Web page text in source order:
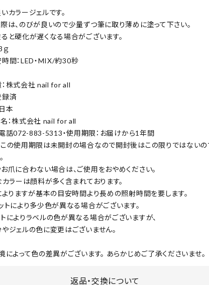
カラージェルです。
は、のびが良いので少量ずつ筆に取り薄めに塗って下さい。
と硬化が遅くなる場合がございます。
ｇ
間：LED・MIX/約30秒
株式会社 nail for all
済
本
：株式会社 nail for all
話072-883-5313・使用期限：お届けから1年間
の使用期限は未開封の場合なので開封後はこの限りではないの
爪に合わない場合は、ご使用をおやめください。
カラーは顔料が多く含まれております。
よりますが基本の目安時間より長めの照射時間を要します。
トにより多少色が異なる場合がございます。
によりラベルの色が異なる場合がございますが、
ジェルの色に変更はございません。
によって色の差異がございます。 あらかじめご了承くださいませ。
返品・交換について